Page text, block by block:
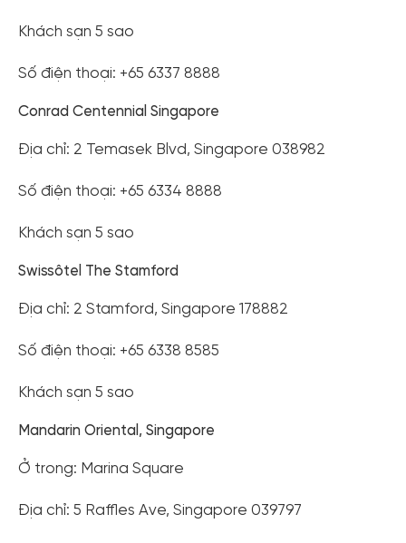
Khách sạn 5 sao
Số điện thoại: +65 6337 8888
Conrad Centennial Singapore
Địa chỉ: 2 Temasek Blvd, Singapore 038982
Số điện thoại: +65 6334 8888
Khách sạn 5 sao
Swissôtel The Stamford
Địa chỉ: 2 Stamford, Singapore 178882
Số điện thoại: +65 6338 8585
Khách sạn 5 sao
Mandarin Oriental, Singapore
Ở trong: Marina Square
Địa chỉ: 5 Raffles Ave, Singapore 039797